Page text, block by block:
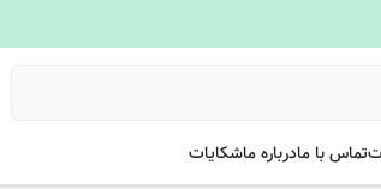
تماس با مادرباره ماشکایات